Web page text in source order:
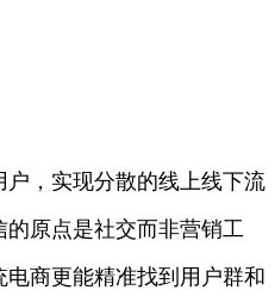
，实现分散的线上线下流
原点是社交而非营销工
商更能精准找到用户群和